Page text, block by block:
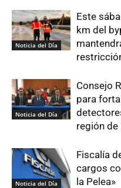
Noticia del Día
Este
km del
Noticia del Día
Consejo
para
región de
Noticia del Día
Fiscalía
cargos
la Pelea»